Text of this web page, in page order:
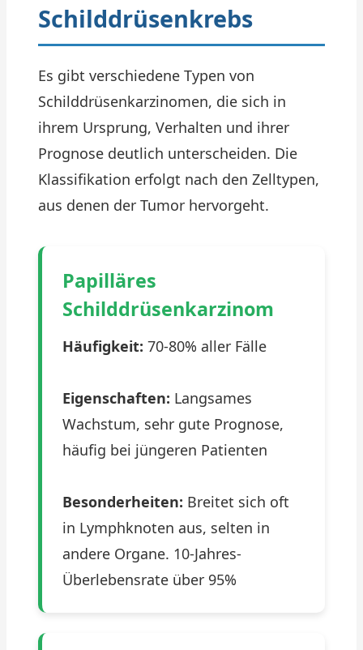
Schilddrüsenkrebs
Es gibt verschiedene Typen von
Schilddrüsenkarzinomen, die sich in
ihrem Ursprung, Verhalten und ihrer
Prognose deutlich unterscheiden. Die
Klassifikation erfolgt nach den Zelltypen,
aus denen der Tumor hervorgeht.
Papilläres
Schilddrüsenkarzinom
Häufigkeit: 70-80% aller Fälle
Eigenschaften: Langsames
Wachstum, sehr gute Prognose,
häufig bei jüngeren Patienten
Besonderheiten: Breitet sich oft
in Lymphknoten aus, selten in
andere Organe. 10-Jahres-
Überlebensrate über 95%